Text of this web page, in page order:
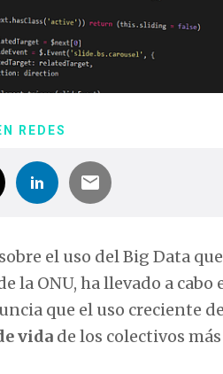
REDES
el uso del Big Data
la ONU, ha llevado a
que el uso creciente
vida de los colectivos